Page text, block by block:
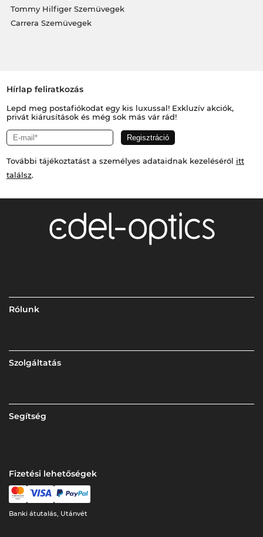
Tommy Hilfiger Szemüvegek
Carrera Szemüvegek
Hírlap feliratkozás
Lepd meg postafiókodat egy kis luxussal! Exkluzív akciók,
privát kiárusítások és még sok más vár rád!
További tájékoztatást a személyes adataidnak kezeléséről itt
találsz.
Rólunk
Szolgáltatás
Segítség
Fizetési lehetőségek
Banki átutalás, Utánvét